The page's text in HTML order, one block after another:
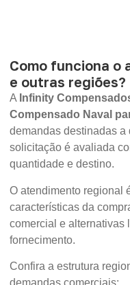
Como funciona o
e outras regiões?
A Infinity
Compensado Naval
demandas destinadas a
solicitação é avaliada
quantidade e destino.
O atendimento regional
características da
comercial e alternativas
fornecimento.
Confira a estrutura
demandas comerciais: